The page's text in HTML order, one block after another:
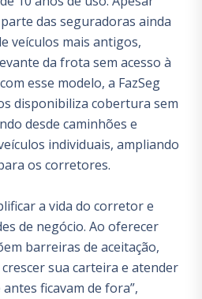
das seguradoras ainda
veículos mais antigos,
da frota sem acesso à
esse modelo, a FazSeg
disponibiliza cobertura sem
desde caminhões e
individuais, ampliando
os corretores.
a vida do corretor e
de negócio. Ao oferecer
barreiras de aceitação,
sua carteira e atender
ficavam de fora”,